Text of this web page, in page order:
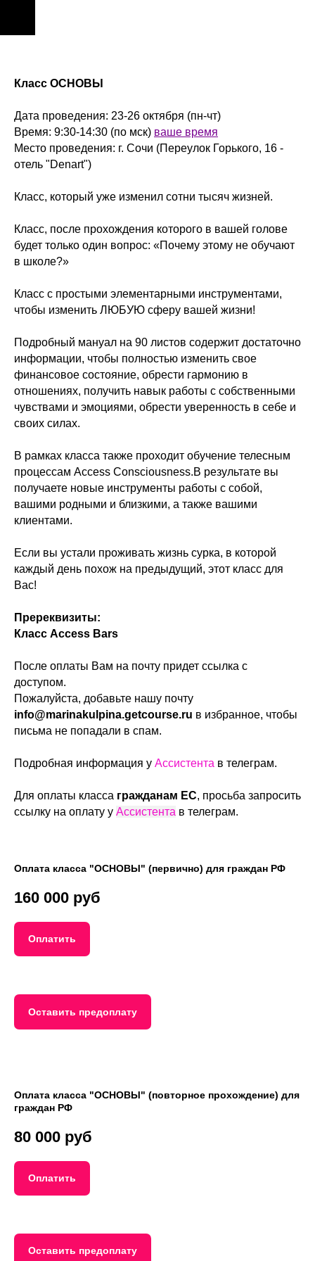
Класс ОСНОВЫ
Дата проведения: 23-26 октября (пн-чт)
Время: 9:30-14:30 (по мск) ваше время
Место проведения: г. Сочи (Переулок Горького, 16 -
отель "Denart")
Класс, который уже изменил сотни тысяч жизней.
Класс, после прохождения которого в вашей голове
будет только один вопрос: «Почему этому не обучают
в школе?»
Класс с простыми элементарными инструментами,
чтобы изменить ЛЮБУЮ сферу вашей жизни!
Подробный мануал на 90 листов содержит достаточно
информации, чтобы полностью изменить свое
финансовое состояние, обрести гармонию в
отношениях, получить навык работы с собственными
чувствами и эмоциями, обрести уверенность в себе и
своих силах.
В рамках класса также проходит обучение телесным
процессам Access Consciousness.В результате вы
получаете новые инструменты работы с собой,
вашими родными и близкими, а также вашими
клиентами.
Если вы устали проживать жизнь сурка, в которой
каждый день похож на предыдущий, этот класс для
Вас!
Пререквизиты:
Класс Access Bars
После оплаты Вам на почту придет ссылка с
доступом.
Пожалуйста, добавьте нашу почту
info@marinakulpina.getcourse.ru в избранное, чтобы
письма не попадали в спам.
Подробная информация у Ассистента в телеграм.
Для оплаты класса гражданам ЕС, просьба запросить
ссылку на оплату у Ассистента в телеграм.
Оплата класса "ОСНОВЫ" (первично) для граждан РФ
160 000 руб
Оплатить
Оставить предоплату
Оплата класса "ОСНОВЫ" (повторное прохождение) для
граждан РФ
80 000 руб
Оплатить
Оставить предоплату